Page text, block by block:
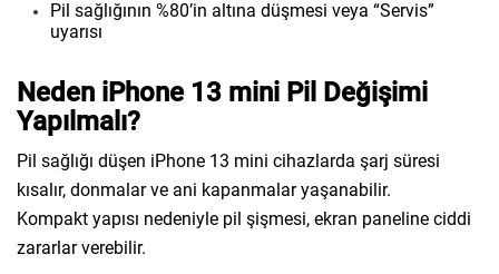
Pil sağlığının %80’in altına düşmesi veya “Servis”
uyarısı
Neden iPhone 13 mini Pil Değişimi
Yapılmalı?
Pil sağlığı düşen iPhone 13 mini cihazlarda şarj süresi
kısalır, donmalar ve ani kapanmalar yaşanabilir.
Kompakt yapısı nedeniyle pil şişmesi, ekran paneline ciddi
zararlar verebilir.